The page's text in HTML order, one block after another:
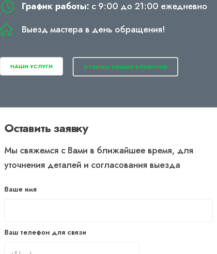
График работы: с 9:00 до 21:00 ежедневно
Выезд мастера в день обращения!
НАШИ УСЛУГИ ОТЗЫВЫ НАШИХ КЛИЕНТОВ
Оставить заявку
Мы свяжемся с Вами в ближайшее время, для
уточнения деталей и согласования выезда
Ваше имя
Ваш телефон для связи